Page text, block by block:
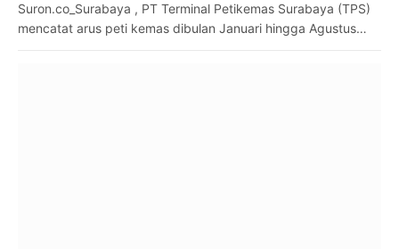
Suron.co_Surabaya , PT Terminal Petikemas Surabaya (TPS)
mencatat arus peti kemas dibulan Januari hingga Agustus…